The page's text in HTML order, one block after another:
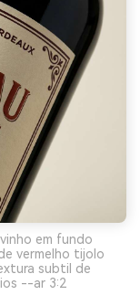
em fundo
vermelho tijolo
subtil de
--ar 3:2